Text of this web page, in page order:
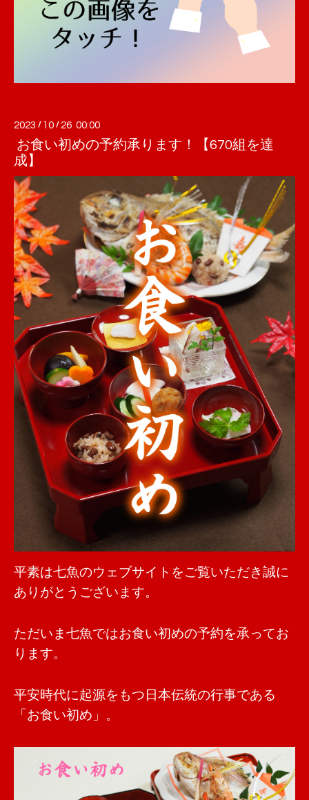
2023 / 10 / 26 00:00
お食い初めの予約承ります！【670組を達
成】
平素は七魚のウェブサイトをご覧いただき誠に
ありがとうございます。
ただいま七魚ではお食い初めの予約を承ってお
ります。
平安時代に起源をもつ日本伝統の行事である
「お食い初め」。